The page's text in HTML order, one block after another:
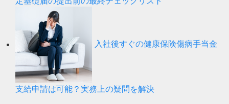
入社後すぐの健康保険傷病手当金
支給申請は可能？実務上の疑問を解決